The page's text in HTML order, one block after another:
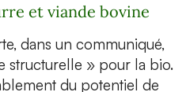
et viande bovine
dans un communiqué,
structurelle » pour la bio.
du potentiel de